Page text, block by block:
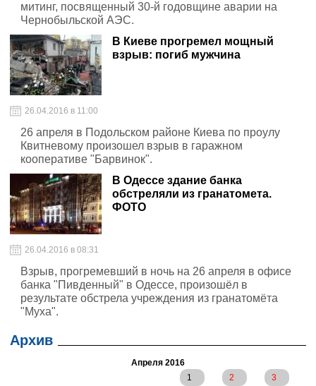
митинг, посвященный 30-й годовщине аварии на
Чернобыльской АЭС.
В Киеве прогремел мощный
взрыв: погиб мужчина
26.04.2016 в 11:00
26 апреля в Подольском районе Киева по проулу
Квитневому произошел взрыв в гаражном
кооперативе "Барвинок".
В Одессе здание банка
обстреляли из гранатомета.
ФОТО
26.04.2016 в 08:31
Взрыв, прогремевший в ночь на 26 апреля в офисе
банка "Пивденный" в Одессе, произошёл в
результате обстрела учреждения из гранатомёта
"Муха".
Архив
Апреля 2016
1
2
3